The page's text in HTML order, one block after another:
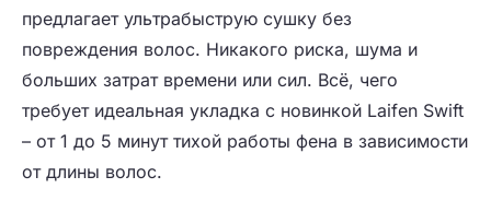
предлагает ультрабыструю сушку без
повреждения волос. Никакого риска, шума и
больших затрат времени или сил. Всё, чего
требует идеальная укладка с новинкой Laifen Swift
– от 1 до 5 минут тихой работы фена в зависимости
от длины волос.